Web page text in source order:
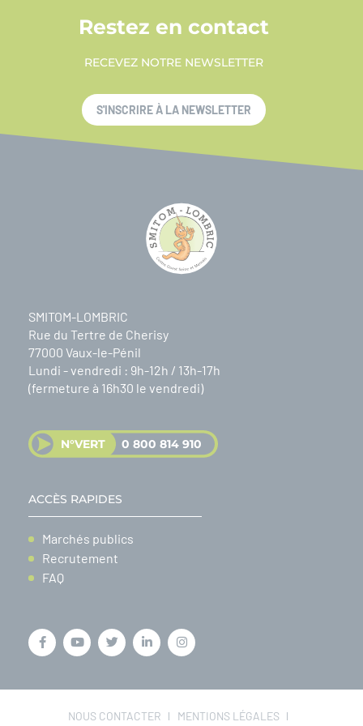
SMITOM-LOMBRIC
Rue du Tertre de Cherisy
77000 Vaux-le-Pénil
Lundi - vendredi : 9h-12h / 13h-17h
(fermeture à 16h30 le vendredi)
N°VERT 0 800 814 910
ACCÈS RAPIDES
Marchés publics
Recrutement
FAQ
Restez en contact
RECEVEZ NOTRE NEWSLETTER
S'INSCRIRE À LA NEWSLETTER
NOUS CONTACTER MENTIONS LÉGALES